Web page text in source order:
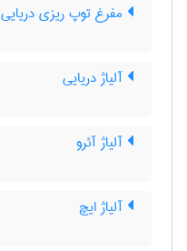
مفرغ توپ ریزی دریایی
آلیاژ دریایی
آلیاژ آئرو
آلیاژ ایچ